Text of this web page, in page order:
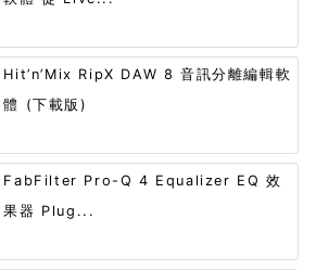
Hit’n’Mix RipX DAW 8 音訊分離編輯軟
體 (下載版)
FabFilter Pro-Q 4 Equalizer EQ 效
果器 Plug...